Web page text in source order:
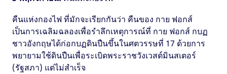
คืนแห่งกองไฟ ที่มักจะเรียกกันว่า คืนของ กาย ฟอกส์
เป็นการเฉลิมฉลองเพื่อรำลึกเหตุการณ์ที่ กาย ฟอกส์ กบฏ
ชาวอังกฤษได้ก่อกบฏดินปืนขึ้นในศตวรรษที่ 17 ด้วยการ
พยายามใช้ดินปืนเพื่อระเบิดพระราชวังเวสต์มินสเตอร์
(รัฐสภา) แต่ไม่สำเร็จ